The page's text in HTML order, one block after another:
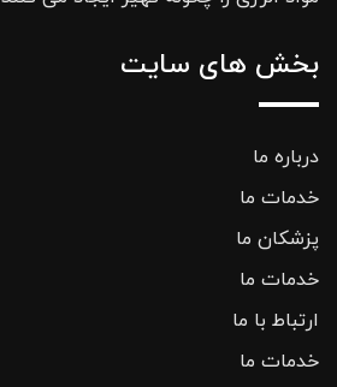
بخش های سایت
درباره ما
خدمات ما
پزشکان ما
خدمات ما
ارتباط با ما
خدمات ما